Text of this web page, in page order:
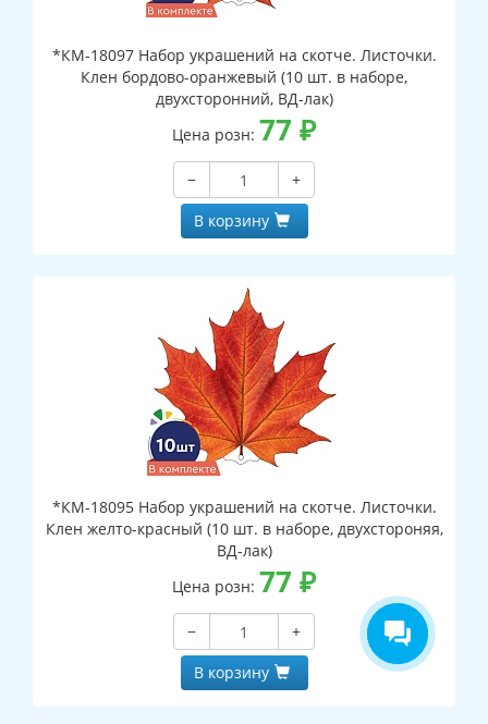
*КМ-18097 Набор украшений на скотче. Листочки.
Клен бордово-оранжевый (10 шт. в наборе,
двухсторонний, ВД-лак)
Цена розн: 77 ₽
−
+
В корзину
*КМ-18095 Набор украшений на скотче. Листочки.
Клен желто-красный (10 шт. в наборе, двухстороняя,
ВД-лак)
Цена розн: 77 ₽
−
+
В корзину